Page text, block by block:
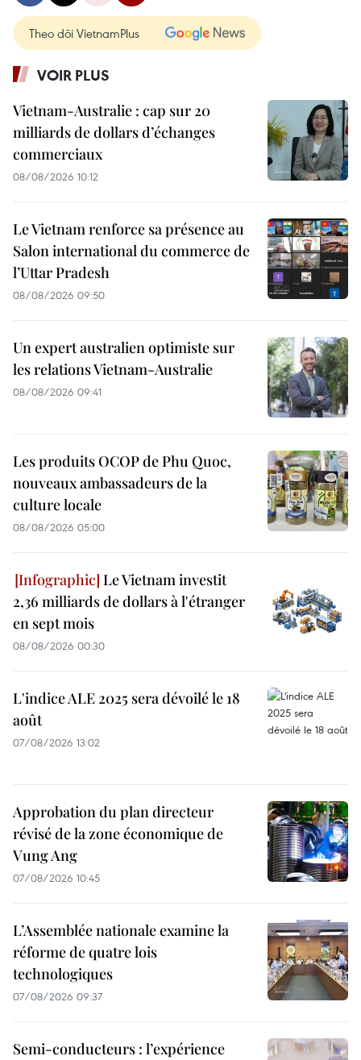
Theo dõi VietnamPlus
VOIR PLUS
Vietnam-Australie : cap sur 20
milliards de dollars d’échanges
commerciaux
08/08/2026 10:12
Le Vietnam renforce sa présence au
Salon international du commerce de
l’Uttar Pradesh
08/08/2026 09:50
Un expert australien optimiste sur
les relations Vietnam-Australie
08/08/2026 09:41
Les produits OCOP de Phu Quoc,
nouveaux ambassadeurs de la
culture locale
08/08/2026 05:00
Le Vietnam investit
2,36 milliards de dollars à l'étranger
en sept mois
08/08/2026 00:30
L'indice ALE 2025 sera dévoilé le 18
août
07/08/2026 13:02
Approbation du plan directeur
révisé de la zone économique de
Vung Ang
07/08/2026 10:45
L’Assemblée nationale examine la
réforme de quatre lois
technologiques
07/08/2026 09:37
Semi-conducteurs : l’expérience